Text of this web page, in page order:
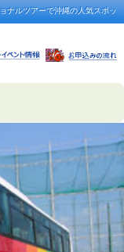
ナルツアーで沖縄の人気スポッ